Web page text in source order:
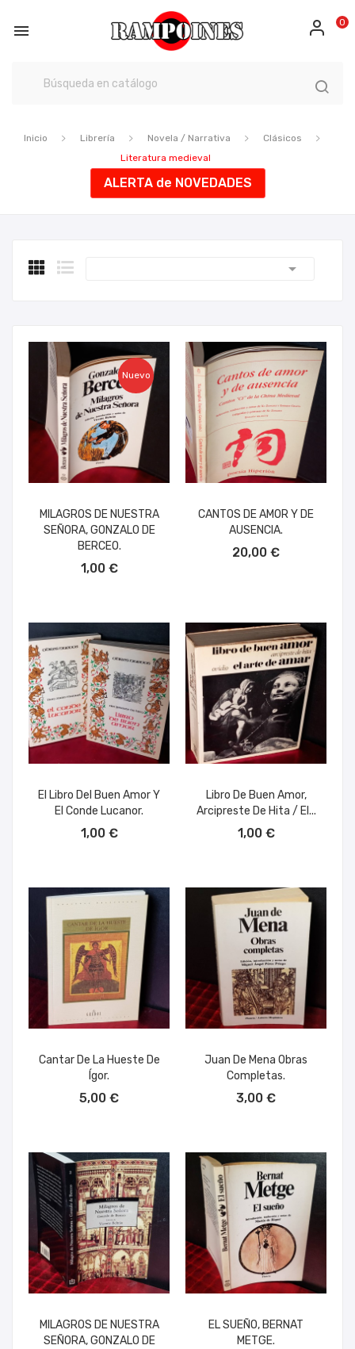
 0
Inicio Librería Novela / Narrativa
Clásicos
Literatura medieval
ALERTA de NOVEDADES

Nuevo
MILAGROS DE NUESTRA
SEÑORA, GONZALO DE
BERCEO.
1,00 €
CANTOS DE AMOR Y DE
AUSENCIA.
20,00 €
El Libro Del Buen Amor Y
El Conde Lucanor.
1,00 €
Libro De Buen Amor,
Arcipreste De Hita / El...
1,00 €
Cantar De La Hueste De
Ígor.
5,00 €
Juan De Mena Obras
Completas.
3,00 €
MILAGROS DE NUESTRA
SEÑORA, GONZALO DE
EL SUEÑO, BERNAT
METGE.